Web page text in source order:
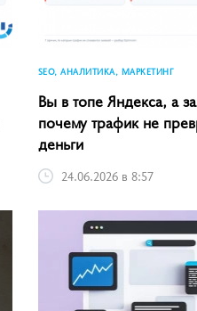
SEO, АНАЛИТИКА, МАРКЕТИНГ
Вы в топе Яндекса, а
почему трафик не
деньги
24.06.2026 в 8:57